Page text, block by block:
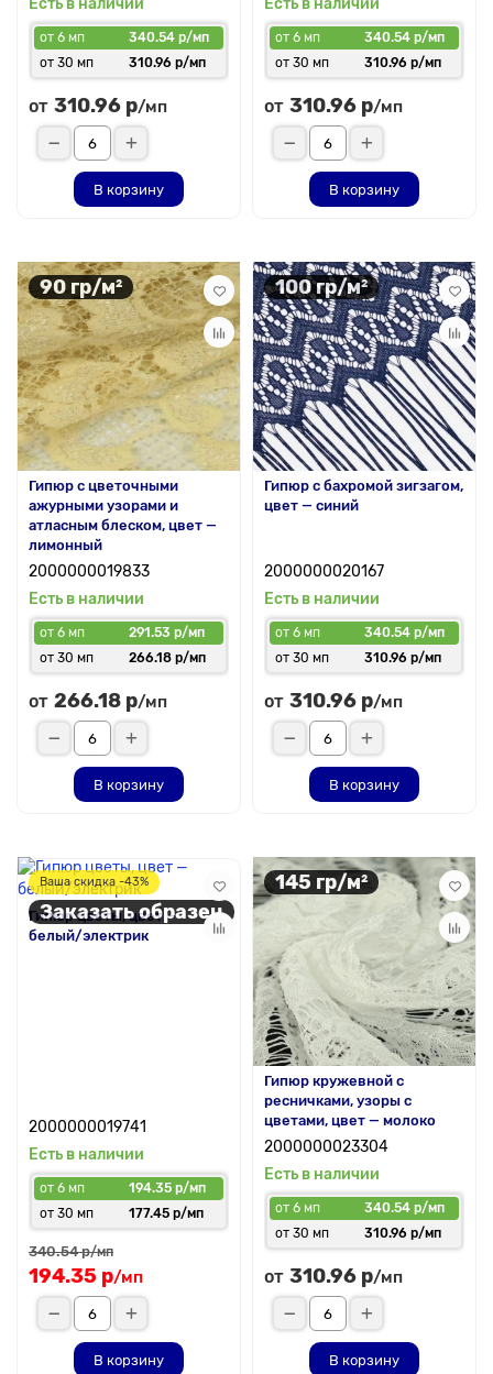
Есть в наличии
от 6 мп
340.54 р/мп
от 30 мп
310.96 р/мп
от 310.96 р/мп
В корзину
Есть в наличии
от 6 мп
340.54 р/мп
от 30 мп
310.96 р/мп
от 310.96 р/мп
В корзину
90 гр/м²
Гипюр с цветочными
ажурными узорами и
атласным блеском, цвет —
лимонный
2000000019833
Есть в наличии
от 6 мп
291.53 р/мп
от 30 мп
266.18 р/мп
от 266.18 р/мп
В корзину
100 гр/м²
Гипюр с бахромой зигзагом,
цвет — синий
2000000020167
Есть в наличии
от 6 мп
340.54 р/мп
от 30 мп
310.96 р/мп
от 310.96 р/мп
В корзину
Ваша скидка -43%
Заказать образец
Гипюр цветы, цвет —
белый/электрик
2000000019741
Есть в наличии
от 6 мп
194.35 р/мп
от 30 мп
177.45 р/мп
340.54 р/мп
194.35 р/мп
В корзину
145 гр/м²
Гипюр кружевной с
ресничками, узоры с
цветами, цвет — молоко
2000000023304
Есть в наличии
от 6 мп
340.54 р/мп
от 30 мп
310.96 р/мп
от 310.96 р/мп
В корзину